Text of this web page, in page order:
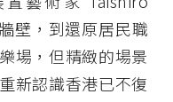
壁，到還原居民職
場，但精緻的場景
新認識香港已不復